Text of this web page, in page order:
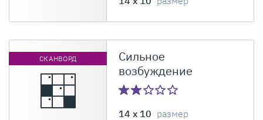
СКАНВОРД
Сильное
возбуждение
14 x 10 размер